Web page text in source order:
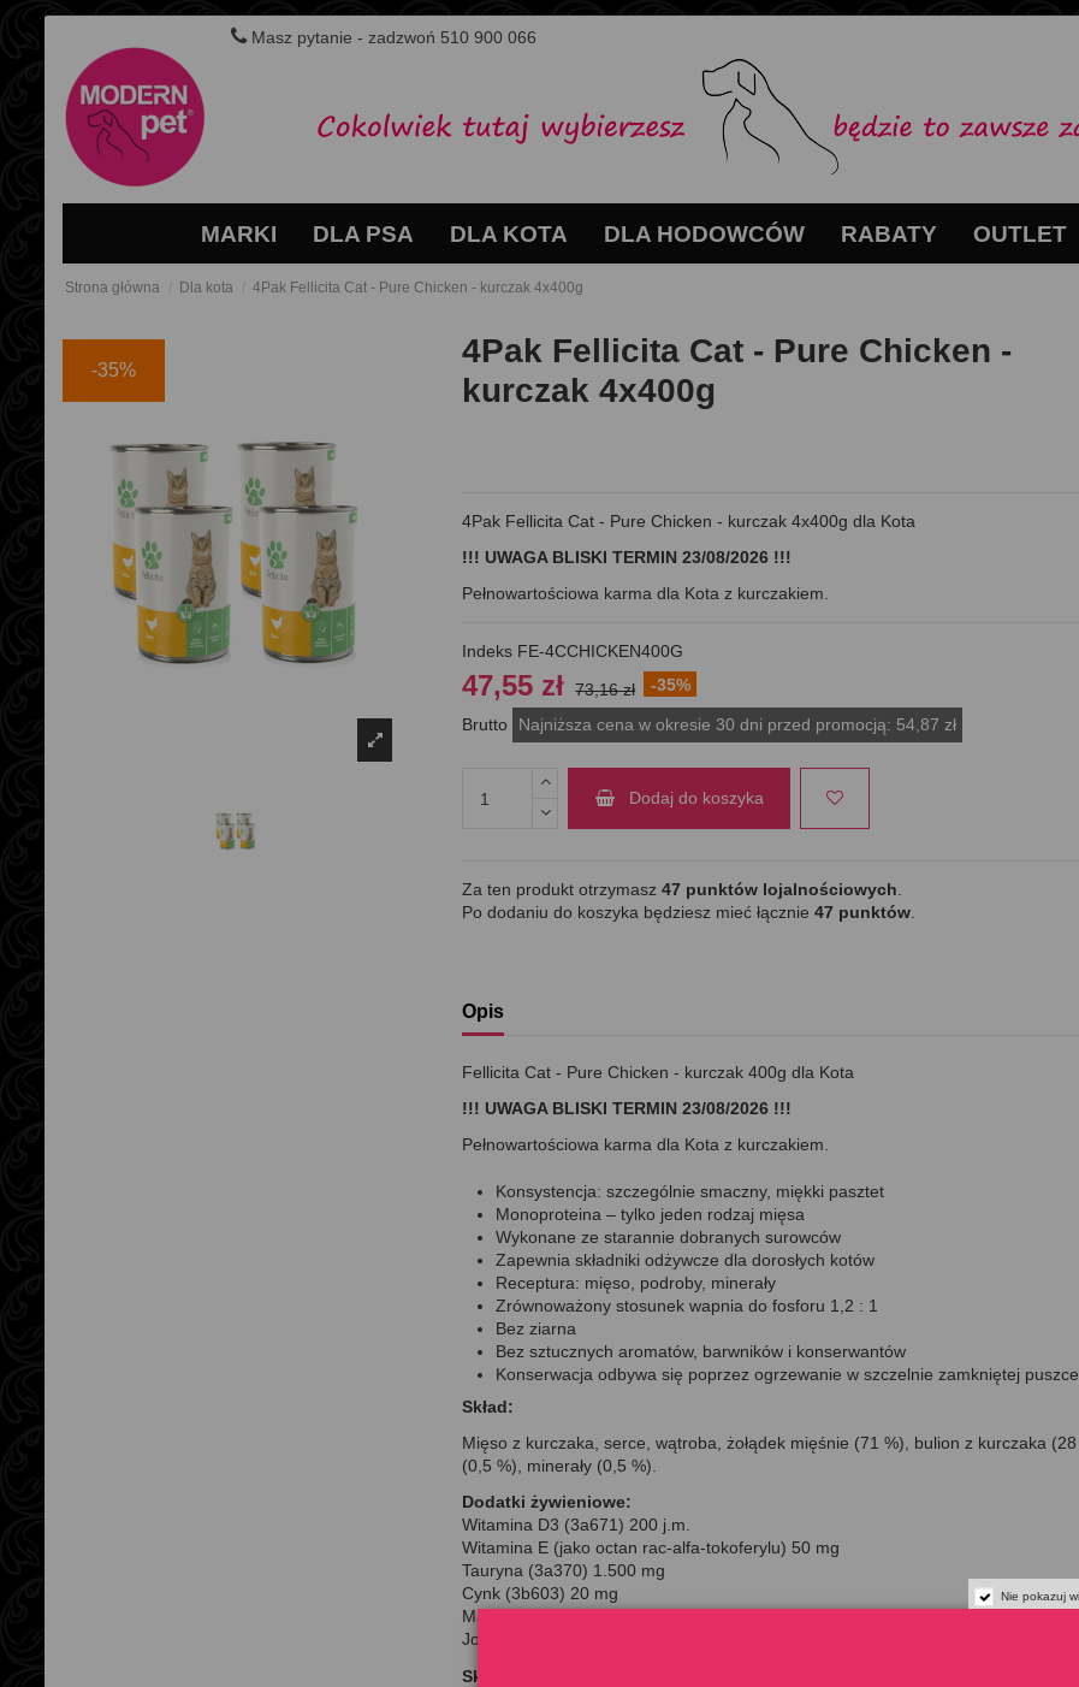
Masz pytanie - zadzwoń 510 900 066
MARKI DLA PSA DLA KOTA DLA HODOWCÓW RABATY OUTLET
Strona główna Dla kota 4Pak Fellicita Cat - Pure Chicken - kurczak 4x400g
-35%
4Pak Fellicita Cat - Pure Chicken -
kurczak 4x400g
4Pak Fellicita Cat - Pure Chicken - kurczak 4x400g dla Kota
!!! UWAGA BLISKI TERMIN 23/08/2026 !!!
Pełnowartościowa karma dla Kota z kurczakiem.
Indeks FE-4CCHICKEN400G
47,55 zł 73,16 zł -35%
Brutto Najniższa cena w okresie 30 dni przed promocją: 54,87 zł
Dodaj do koszyka
Za ten produkt otrzymasz 47 punktów lojalnościowych
Po dodaniu do koszyka będziesz mieć łącznie 47 punktów.
Opis
Fellicita Cat - Pure Chicken - kurczak 400g dla Kota
!!! UWAGA BLISKI TERMIN 23/08/2026 !!!
Pełnowartościowa karma dla Kota z kurczakiem.
Konsystencja: szczególnie smaczny, miękki pasztet
Monoproteina – tylko jeden rodzaj mięsa
Wykonane ze starannie dobranych surowców
Zapewnia składniki odżywcze dla dorosłych kotów
Receptura: mięso, podroby, minerały
Zrównoważony stosunek wapnia do fosforu 1,2 : 1
Bez ziarna
Bez sztucznych aromatów, barwników i konserwantów
Konserwacja odbywa się poprzez ogrzewanie w szczelnie zamkniętej puszce.
Skład:
Mięso z kurczaka, serce, wątroba, żołądek mięśnie (71 %), bulion z kurczaka
(0,5 %), minerały (0,5 %).
Dodatki żywieniowe:
Witamina D3 (3a671) 200 j.m.
Witamina E (jako octan rac-alfa-tokoferylu) 50 mg
Tauryna (3a370) 1.500 mg
Cynk (3b603) 20 mg
Mangan (3b503) 2 mg
Jod (3b202) 0,2 mg
Składniki analityczne:
Nie pokazuj